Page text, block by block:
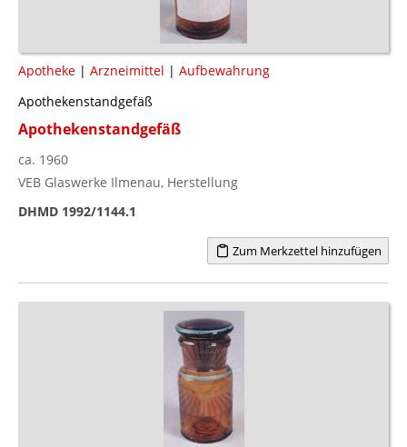
Apotheke | Arzneimittel | Aufbewahrung
Apothekenstandgefäß
Apothekenstandgefäß
ca. 1960
VEB Glaswerke Ilmenau, Herstellung
DHMD 1992/1144.1
Zum Merkzettel hinzufügen